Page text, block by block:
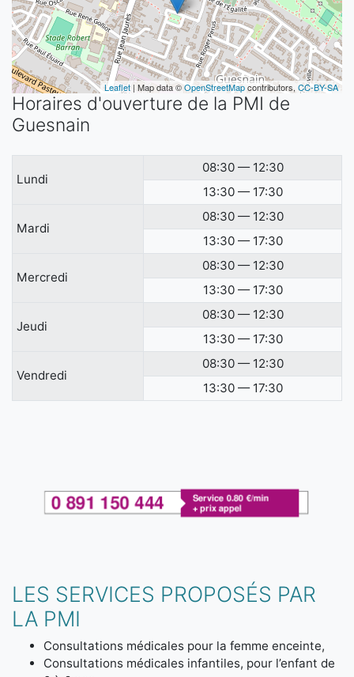
Leaflet | Map data ©OpenStreetMapcontributors, CC-BY-SA
Horaires d'ouverture de la PMI de
Guesnain
Lundi
08:30 — 12:30
13:30 — 17:30
Mardi
08:30 — 12:30
13:30 — 17:30
Mercredi
08:30 — 12:30
13:30 — 17:30
Jeudi
08:30 — 12:30
13:30 — 17:30
Vendredi
08:30 — 12:30
13:30 — 17:30
LES SERVICES PROPOSÉS PAR
LA PMI
Consultations médicales pour la femme enceinte,
Consultations médicales infantiles, pour l’enfant de